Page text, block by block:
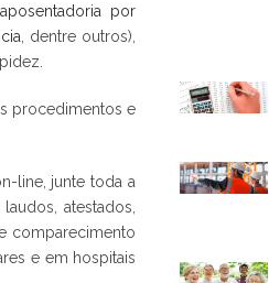
aposentadoria por
, dentre outros),
procedimentos e
line, junte toda a
atestados,
comparecimento
e em hospitais